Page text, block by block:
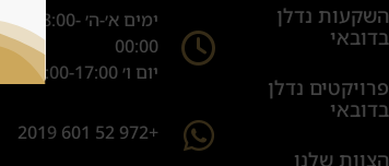
השקעות נדלן
בדובאי
פרויקטים נדלן
בדובאי
הצוות שלנו
ימים א׳-ה׳ 08:00-
00:00
יום ו׳ 08:00-17:00
+972 52 601 2019